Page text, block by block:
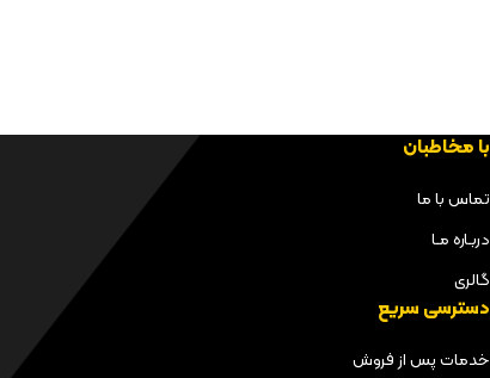
با مخاطبان
تماس با ما
دربـاره مـا
گالری
دسترسی سریع
خدمات پس از فروش